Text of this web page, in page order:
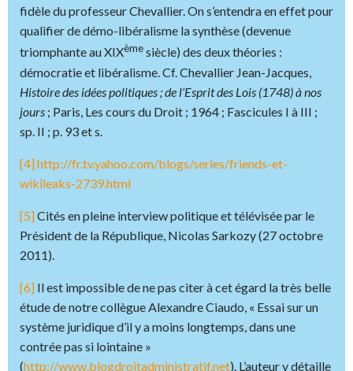
fidèle du professeur Chevallier. On s’entendra en effet pour
qualifier de démo-libéralisme la synthèse (devenue
triomphante au XIXèmesiècle) des deux théories :
démocratie et libéralisme. Cf. Chevallier Jean-Jacques,
Histoire des idées politiques ; de l’Esprit des Lois (1748) à nos
jours ; Paris, Les cours du Droit ; 1964 ; Fascicules I à III ;
sp. II ; p. 93 et s.
[4]http://fr.tv.yahoo.com/blogs/series/friends-et-
wikileaks-2739.html
[5]Cités en pleine interview politique et télévisée par le
Président de la République, Nicolas Sarkozy (27 octobre
2011).
[6] Il est impossible de ne pas citer à cet égard la très belle
étude de notre collègue Alexandre Ciaudo, « Essai sur un
système juridique d’il y a moins longtemps, dans une
contrée pas si lointaine »
(http://www.blogdroitadministratif.net). L’auteur y détaille